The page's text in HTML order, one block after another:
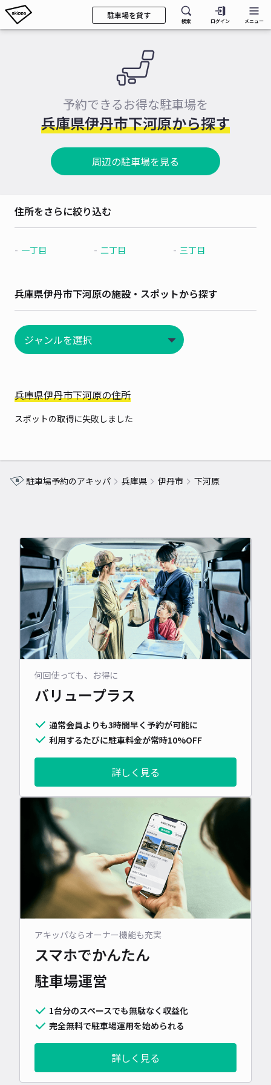
駐車場を貸す
検索 ログイン メニュー
予約できるお得な駐車場を
兵庫県伊丹市下河原から探す
周辺の駐車場を見る
住所をさらに絞り込む
一丁目 二丁目 三丁目
兵庫県伊丹市下河原の施設・スポットから探す
兵庫県伊丹市下河原の住所
スポットの取得に失敗しました
駐車場予約のアキッパ 兵庫県 伊丹市 下河原
何回使っても、お得に
バリュープラス
通常会員よりも3時間早く予約が可能に
利用するたびに駐車料金が常時10%OFF
詳しく見る
アキッパならオーナー機能も充実
スマホでかんたん
駐車場運営
1台分のスペースでも無駄なく収益化
完全無料で駐車場運用を始められる
詳しく見る